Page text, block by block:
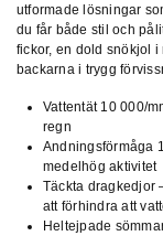
utformade lösningar
du får både stil och
fickor, en dold snökjol
backarna i trygg
Vattentät 10 000/
regn
Andningsförmåga
medelhög aktivitet
Täckta dragkedjor
att förhindra att
Heltejpade